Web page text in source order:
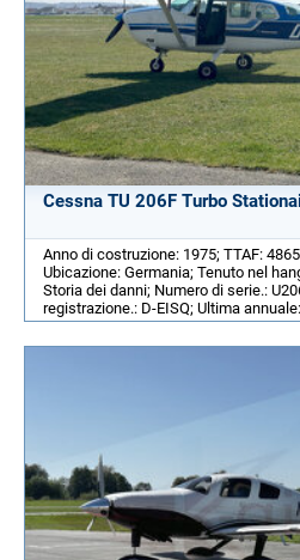
Cessna TU 206F Turbo
Anno di costruzione: 1975; TTAF:
Ubicazione: Germania; Tenuto nel
Storia dei danni; Numero di serie.:
registrazione.: D-EISQ; Ultima